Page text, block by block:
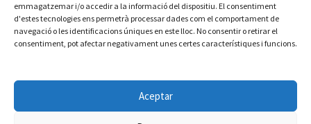
emmagatzemar i/o accedir a la informació del dispositiu. El consentiment
d'estes tecnologies ens permetrà processar dades com el comportament de
navegació o les identificacions úniques en este lloc. No consentir o retirar el
consentiment, pot afectar negativament unes certes característiques i funcions.
Aceptar
Política de privacidad